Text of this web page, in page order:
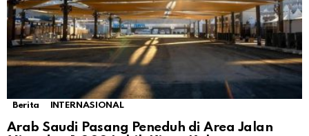
Berita INTERNASIONAL
Arab Saudi Pasang Peneduh di Area Jalan